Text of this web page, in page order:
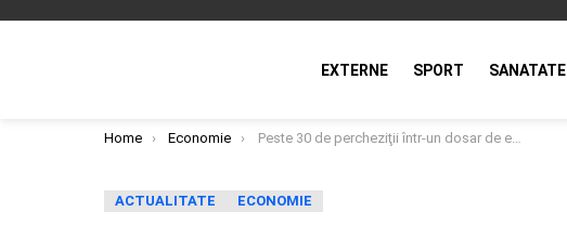
EXTERNE SPORT SANATATE
You are here:
Home Economie Peste 30 de percheziţii într-un dosar de evaziune fiscală şi transfer fictiv al părţilor sociale ale unor societăţi comerciale – Două persoane, ar fi sprijinit 12 firme care înregistrau datorii de peste 3,3 milioane de lei
ACTUALITATE ECONOMIE